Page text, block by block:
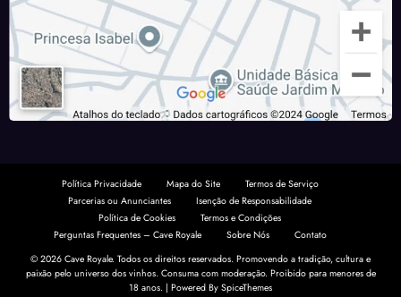
Política Privacidade Mapa do Site
Termos de Serviço
Parcerias ou Anunciantes
Isenção de Responsabilidade
Política de Cookies
Termos e Condições
Perguntas Frequentes – Cave Royale
Sobre Nós
Contato
© 2026 Cave Royale. Todos os direitos reservados. Promovendo a tradição, cultura e
paixão pelo universo dos vinhos. Consuma com moderação. Proibido para menores de
18 anos. | Powered By SpiceThemes